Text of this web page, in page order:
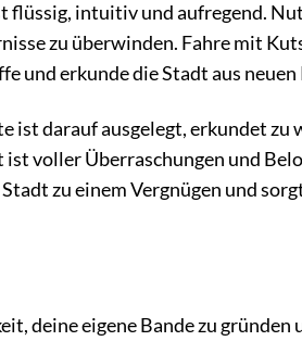
flüssig, intuitiv und aufregend.
zu überwinden. Fahre mit
und erkunde die Stadt aus
ist darauf ausgelegt, erkundet zu
voller Überraschungen und
zu einem Vergnügen und
deine eigene Bande zu